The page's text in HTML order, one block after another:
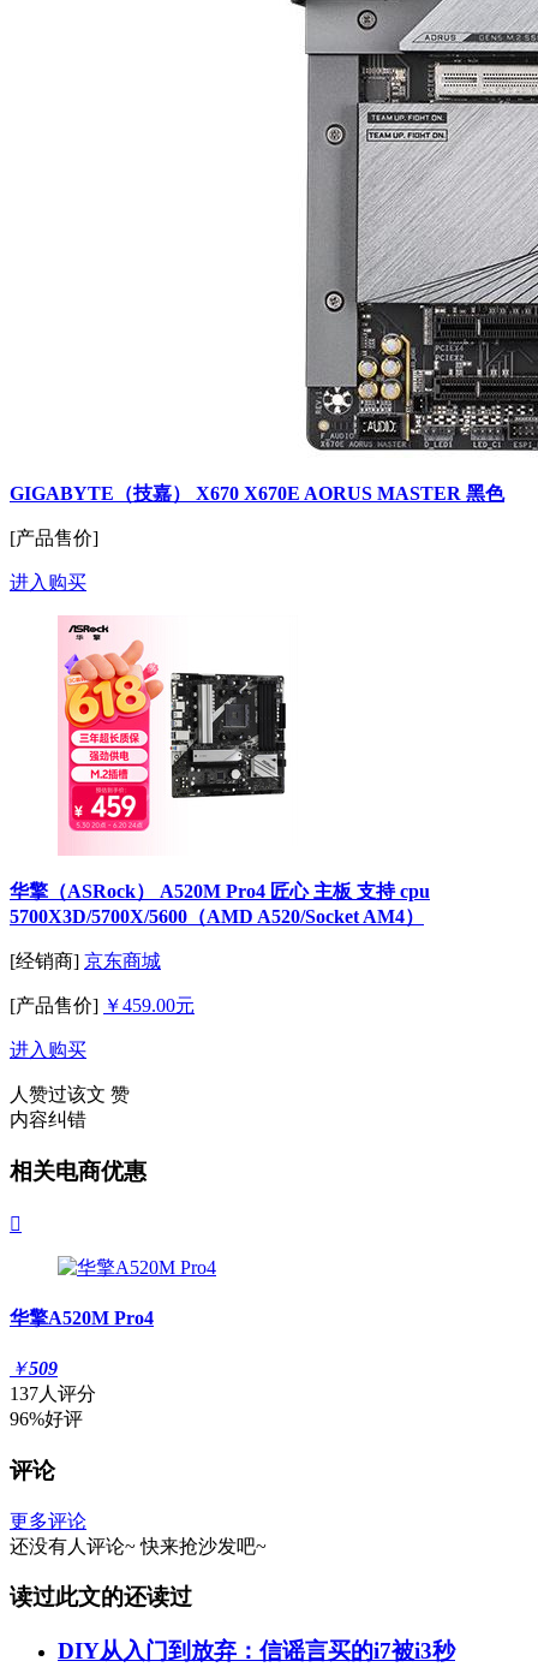
GIGABYTE（技嘉） X670 X670E AORUS MASTER 黑色
[产品售价]
进入购买
华擎（ASRock） A520M Pro4 匠心 主板 支持 cpu
5700X3D/5700X/5600（AMD A520/Socket AM4）
[经销商] 京东商城
[产品售价] ￥459.00元
进入购买
人赞过该文 赞
内容纠错
相关电商优惠

华擎A520M Pro4
￥509
137人评分
96%好评
评论
更多评论
还没有人评论~ 快来抢沙发吧~
读过此文的还读过
DIY从入门到放弃：信谣言买的i7被i3秒